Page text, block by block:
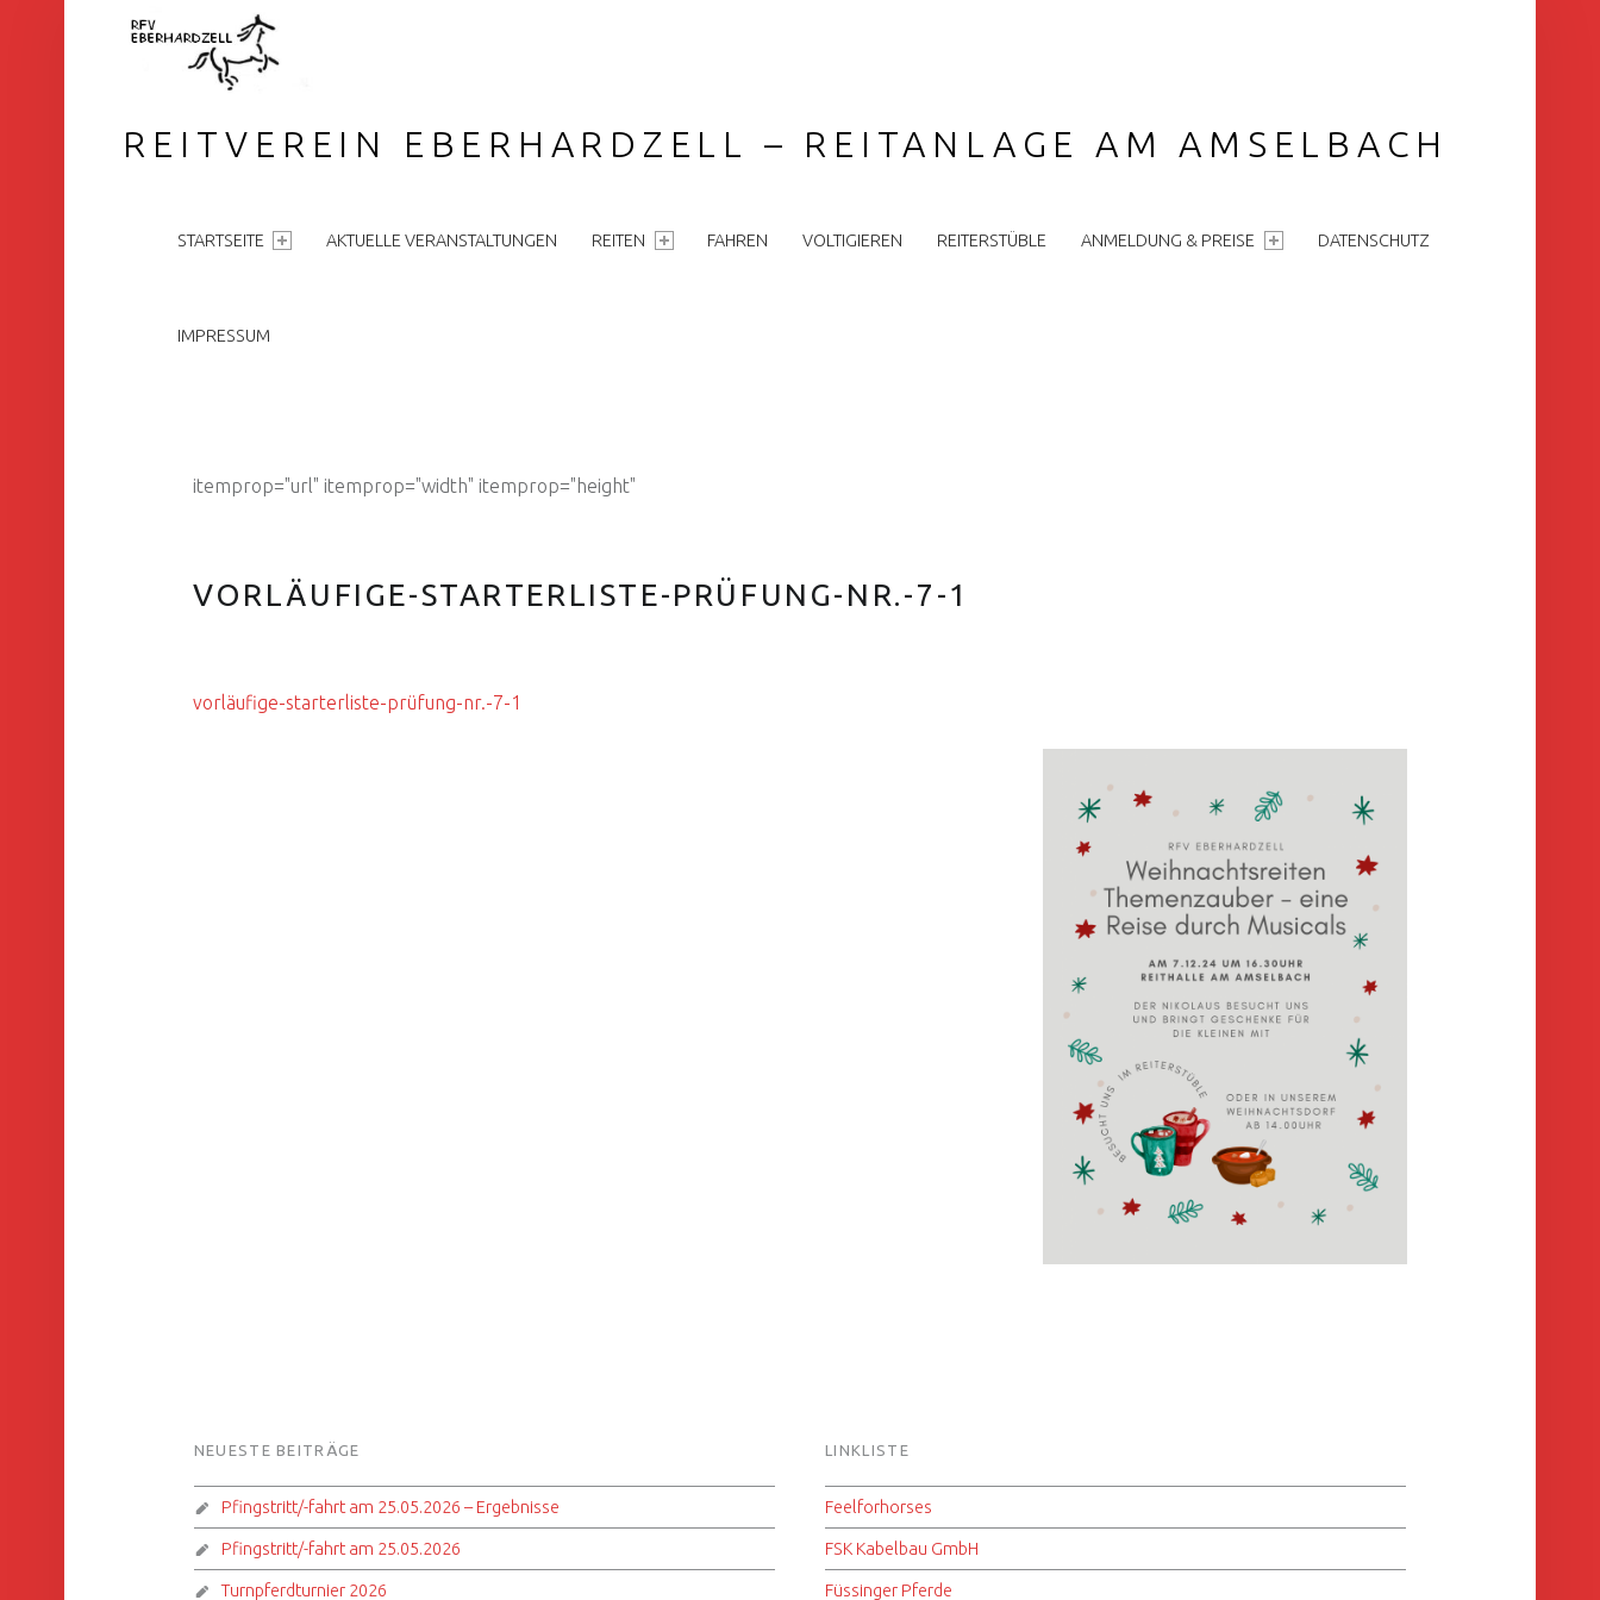
REITVEREIN EBERHARDZELL – REITANLAGE AM AMSELBACH
STARTSEITE AKTUELLE VERANSTALTUNGEN REITEN FAHREN VOLTIGIEREN REITERSTÜBLE ANMELDUNG & PREISE DATENSCHUTZ
IMPRESSUM
itemprop="url" itemprop="width" itemprop="height"
VORLÄUFIGE-STARTERLISTE-PRÜFUNG-NR.-7-1
vorläufige-starterliste-prüfung-nr.-7-1
SIDEBAR
FOOTER SIDEBAR
NEUESTE BEITRÄGE
Pfingstritt/-fahrt am 25.05.2026 – Ergebnisse
Pfingstritt/-fahrt am 25.05.2026
Turnpferdturnier 2026
LINKLISTE
Feelforhorses
FSK Kabelbau GmbH
Füssinger Pferde